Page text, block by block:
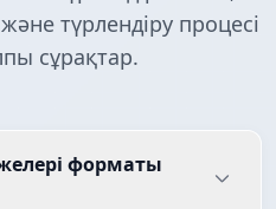
түрлендіру процесі
сұрақтар.
форматы